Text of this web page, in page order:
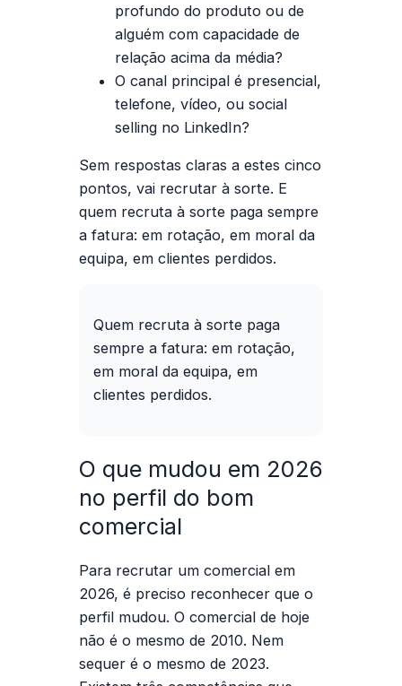
profundo do produto ou de
alguém com capacidade de
relação acima da média?
O canal principal é presencial,
telefone, vídeo, ou social
selling no LinkedIn?
Sem respostas claras a estes cinco
pontos, vai recrutar à sorte. E
quem recruta à sorte paga sempre
a fatura: em rotação, em moral da
equipa, em clientes perdidos.
Quem recruta à sorte paga
sempre a fatura: em rotação,
em moral da equipa, em
clientes perdidos.
O que mudou em 2026
no perfil do bom
comercial
Para recrutar um comercial em
2026, é preciso reconhecer que o
perfil mudou. O comercial de hoje
não é o mesmo de 2010. Nem
sequer é o mesmo de 2023.